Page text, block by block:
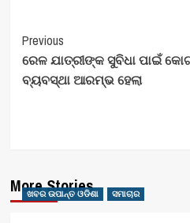
Post
Navigation
Previous
ରେଳ ଯାତ୍ରୀଙ୍କ ସୁବିଧା ପାଇଁ
ବ୍ୟବସ୍ଥା ଆରମ୍ଭ ହେଲା
More Stories
ଖବର ଉପାନ୍ତ ଓଡିଶା ସମାଚାର